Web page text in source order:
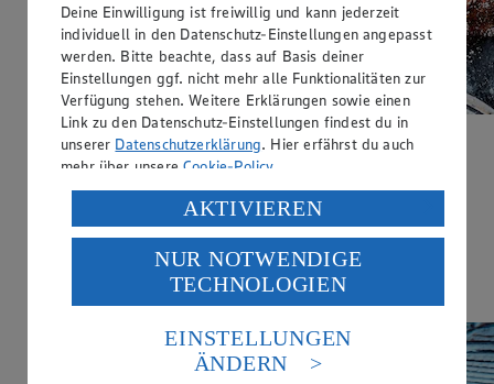
Mandelmehl-Gugelhupf
Zubereitungsdauer
45 min.
Ernährungsweise
Vegetarisch
Deine Einwilligung ist freiwillig und kann jederzeit
individuell in den Datenschutz-Einstellungen angepasst
werden. Bitte beachte, dass auf Basis deiner
Einstellungen ggf. nicht mehr alle Funktionalitäten zur
Verfügung stehen. Weitere Erklärungen sowie einen
Link zu den Datenschutz-Einstellungen findest du in
unserer Datenschutzerklärung. Hier erfährst du auch
mehr über unsereCookie-Policy.
Verarbeitung deiner personenbezogenen Daten in den
USA durch Facebook und YouTube:
Wenn du auf „Aktivieren“ klickst, willigst du im Sinne
des Art. 49 Abs. 1 Satz 1 lit. a) DSGVO ein, dass deine
Daten in den USA verarbeitet werden. Der EuGH sieht
die USA als Land mit einem nach europäischen
Standards nicht angemessenen Datenschutzniveau an.
Es besteht das Risiko eines Zugriffs durch US-
AKTIVIEREN
NUR NOTWENDIGE
TECHNOLOGIEN
EINSTELLUNGEN
ÄNDERN